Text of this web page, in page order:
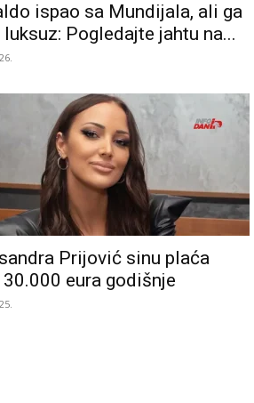
ispao sa Mundijala, ali ga
luksuz: Pogledajte jahtu na...
Prijović sinu plaća
eura godišnje